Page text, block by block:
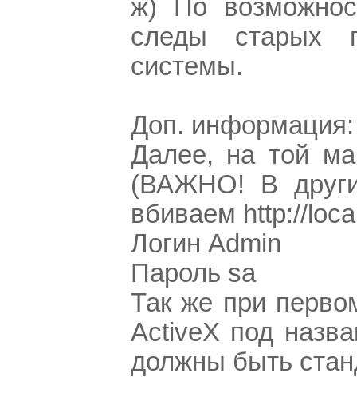
ж) По
следы старых
системы.
Доп. информация:
Далее, на той
(ВАЖНО! В
вбиваем http://
Логин Admin
Пароль sa
Так же при
ActiveX под
должны быть